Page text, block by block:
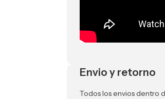
Envio y retorno
Todos los envios dentro